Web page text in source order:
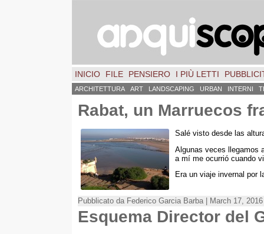
INICIO FILE PENSIERO I PIÙ LETTI
ARCHITETTURA ART LANDSCAPING URBAN INTERNI
Rabat, un Marruecos
Salé visto desde las
Algunas veces llegamos
a mí me ocurrió cuando
Era un viaje invernal por
Pubblicato da Federico Garcia Barba | March 17,
Esquema Director del